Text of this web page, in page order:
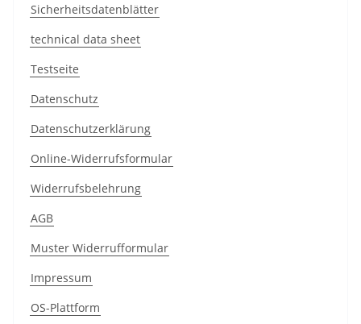
Sicherheitsdatenblätter
technical data sheet
Testseite
Datenschutz
Datenschutzerklärung
Online-Widerrufsformular
Widerrufsbelehrung
AGB
Muster Widerrufformular
Impressum
OS-Plattform